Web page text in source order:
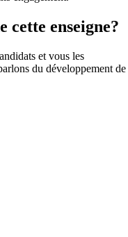
cette enseigne?
et vous les
du développement de